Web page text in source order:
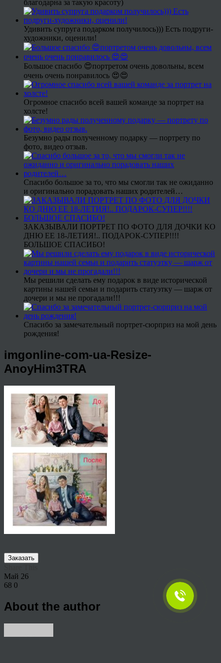
благодарна за такую красоту)
Удивить супруга подарком получилось))) Есть подруги-
художники, оценили!
Большое спасибо 😍портретом очень довольны, всем
очень очень понравилось 😍😍
Огромное спасибо всей вашей команде за портрет на
холсте!
Безумно рады полученному подарку — портрету по
фото, видео отзыв.
Спасибо большое за то, что мы смогли так не ожиданно
и оригинально порадовать наших родителей…
ЗАКАЗЫВАЛИ ПОРТРЕТ ПО ФОТО ДЛЯ ДОЧКИ КО
ДНЮ ЕЕ 18-ЛЕТИЯ!.. ПОДАРОК-СУПЕР!!!!
БОЛЬШОЕ СПАСИБО!
Мы решили сделать ему подарок в виде исторической
картины нашей семьи и подарить статуэтку — шарж от
дочери и мы не прогадали!!!
Спасибо за замечательный портрет-сюрприз на мой день
рождения!
imgonline-com-ua-Resize-
AnoyHim3TRA
Заказать
Май 26
68 0
About the author